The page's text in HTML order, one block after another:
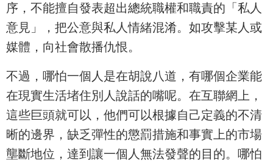
序，不能擅自發表超出總統職權和職責的「私人
意見」，把公意與私人情緒混淆。如攻擊某人或
媒體，向社會散播仇恨。
不過，哪怕一個人是在胡說八道，有哪個企業能
在現實生活堵住別人說話的嘴呢。在互聯網上，
這些巨頭就可以，他們可以根據自己定義的不清
晰的邊界，缺乏彈性的懲罰措施和事實上的市場
壟斷地位，達到讓一個人無法發聲的目的。哪怕